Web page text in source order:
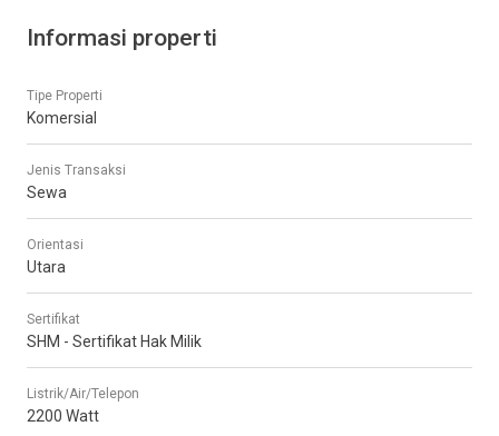
Informasi properti
Tipe Properti
Komersial
Jenis Transaksi
Sewa
Orientasi
Utara
Sertifikat
SHM - Sertifikat Hak Milik
Listrik/Air/Telepon
2200 Watt